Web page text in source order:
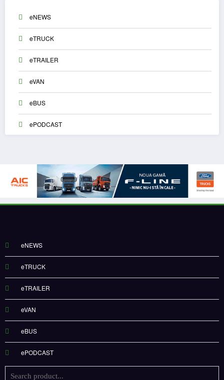
eNEWS
eTRUCK
eTRAILER
eVAN
eBUS
ePODCAST
eNEWS
eTRUCK
eTRAILER
eVAN
eBUS
ePODCAST